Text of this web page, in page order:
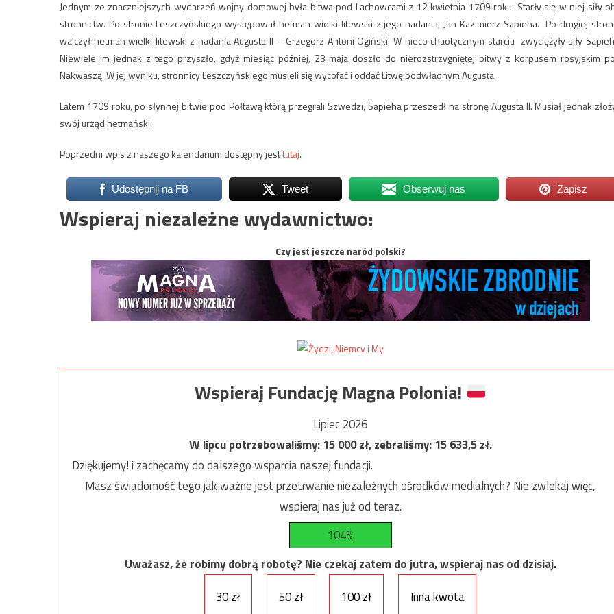
Jednym ze znaczniejszych wydarzeń wojny domowej była bitwa pod Lachowcami z 12 kwietnia 1709 roku. Starły się w niej siły
stronnictw. Po stronie Leszczyńskiego występował hetman wielki litewski z jego nadania, Jan Kazimierz Sapieha. Po drugiej
walczył hetman wielki litewski z nadania Augusta II – Grzegorz Antoni Ogiński. W nieco chaotycznym starciu zwyciężyły siły
Niewiele im jednak z tego przyszło, gdyż miesiąc później, 23 maja doszło do nierozstrzygniętej bitwy z korpusem rosyjskim
Nakwaszą. W jej wyniku, stronnicy Leszczyńskiego musieli się wycofać i oddać Litwę podwładnym Augusta.
Latem 1709 roku, po słynnej bitwie pod Połtawą którą przegrali Szwedzi, Sapieha przeszedł na stronę Augusta II. Musiał jednak
swój urząd hetmański.
Poprzedni wpis z naszego kalendarium dostępny jesttutaj.
Udostępnij na FB Tweet Obserwuj nas Zapisz
Wspieraj niezależne wydawnictwo:
Czy jest jeszcze naród polski?
Wspieraj Fundację Magna Polonia!
Lipiec 2026
W lipcu potrzebowaliśmy:15 000zł, zebraliśmy:15 633,5zł.
Dziękujemy! i zachęcamy do dalszego wsparcia naszej fundacji.
Masz świadomość tego jak ważne jest przetrwanie niezależnych ośrodków medialnych? Nie zwlekaj więc,
wspieraj nas już od teraz.
104%
Uważasz, że robimy dobrą robotę? Nie czekaj zatem do jutra, wspieraj nas od dzisiaj.
30 zł
50 zł 100 zł Inna kwota